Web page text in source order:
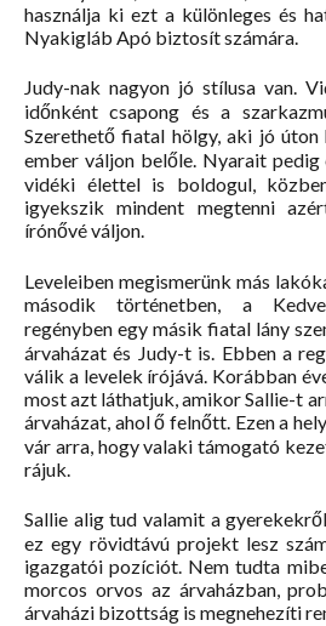
használja ki ezt a különleges és
Nyakigláb Apó biztosít számára.
Judy-nak nagyon jó stílusa van.
időnként csapong és a
Szerethető fiatal hölgy, aki jó úton
ember váljon belőle. Nyarait
vidéki élettel is boldogul,
igyekszik mindent megtenni
írónővé váljon.
Leveleiben megismerünk más
második történetben, a
regényben egy másik fiatal lány
árvaházat és Judy-t is. Ebben a
válik a levelek írójává. Korábban
most azt láthatjuk, amikor Sallie-t
árvaházat, ahol ő felnőtt. Ezen a
vár arra, hogy valaki támogató
rájuk.
Sallie alig tud valamit a
ez egy rövidtávú projekt lesz
igazgatói pozíciót. Nem tudta
morcos orvos az árvaházban,
árvaházi bizottság is megnehezíti